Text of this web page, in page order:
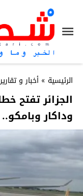
الرئيسية » أخبار و تقارير
الجزائر تفتح
وداكار وبامكو..